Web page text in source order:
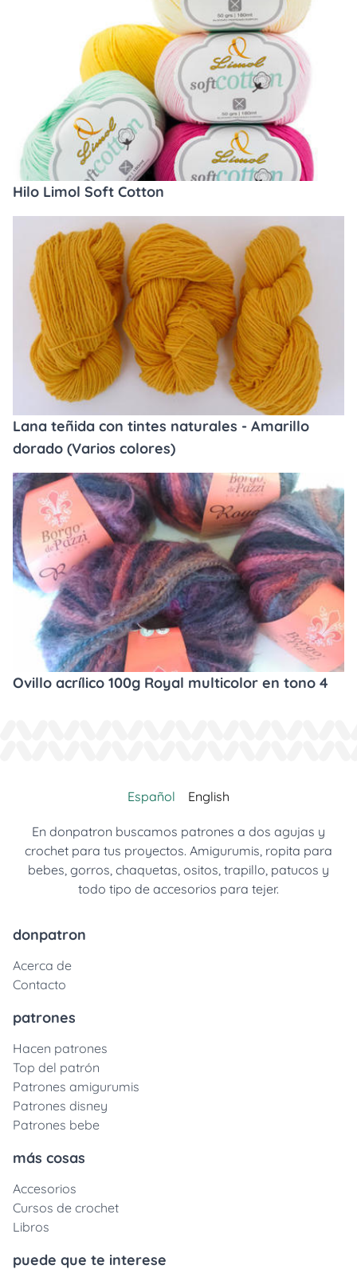
Hilo Limol Soft Cotton
Lana teñida con tintes naturales - Amarillo
dorado (Varios colores)
Ovillo acrílico 100g Royal multicolor en tono 4
Español English
En donpatron buscamos patrones a dos agujas y
crochet para tus proyectos. Amigurumis, ropita para
bebes, gorros, chaquetas, ositos, trapillo, patucos y
todo tipo de accesorios para tejer.
donpatron
Acerca de
Contacto
patrones
Hacen patrones
Top del patrón
Patrones amigurumis
Patrones disney
Patrones bebe
más cosas
Accesorios
Cursos de crochet
Libros
puede que te interese